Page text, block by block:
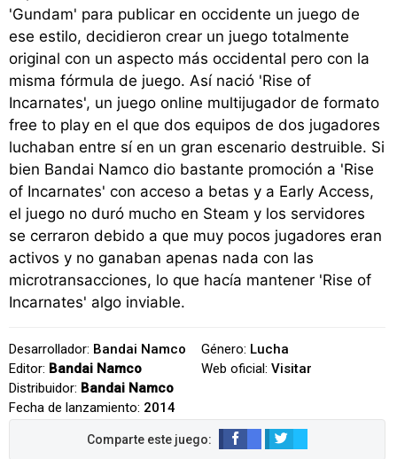
'Gundam' para publicar en occidente un juego de
ese estilo, decidieron crear un juego totalmente
original con un aspecto más occidental pero con la
misma fórmula de juego. Así nació 'Rise of
Incarnates', un juego online multijugador de formato
free to play en el que dos equipos de dos jugadores
luchaban entre sí en un gran escenario destruible. Si
bien Bandai Namco dio bastante promoción a 'Rise
of Incarnates' con acceso a betas y a Early Access,
el juego no duró mucho en Steam y los servidores
se cerraron debido a que muy pocos jugadores eran
activos y no ganaban apenas nada con las
microtransacciones, lo que hacía mantener 'Rise of
Incarnates' algo inviable.
Desarrollador: Bandai Namco
Editor: Bandai Namco
Distribuidor: Bandai Namco
Fecha de lanzamiento: 2014
Género: Lucha
Web oficial: Visitar